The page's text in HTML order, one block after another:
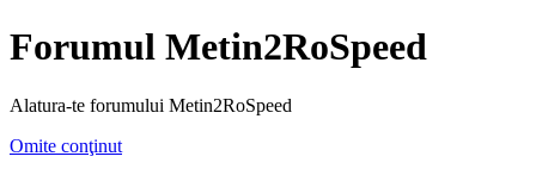
Forumul Metin2RoSpeed
Alatura-te forumului Metin2RoSpeed
Omite conţinut